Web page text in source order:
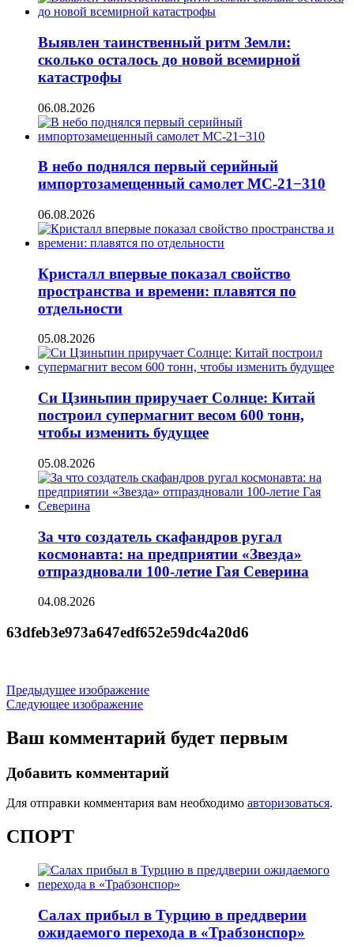
Выявлен таинственный ритм Земли:
сколько осталось до новой всемирной
катастрофы
06.08.2026
В небо поднялся первый серийный
импортозамещенный самолет МС-21−310
06.08.2026
Кристалл впервые показал свойство
пространства и времени: плавятся по
отдельности
05.08.2026
Си Цзиньпин приручает Солнце: Китай
построил супермагнит весом 600 тонн,
чтобы изменить будущее
05.08.2026
За что создатель скафандров ругал
космонавта: на предприятии «Звезда»
отпраздновали 100-летие Гая Северина
04.08.2026
63dfeb3e973a647edf652e59dc4a20d6
Предыдущее изображение
Следующее изображение
Ваш комментарий будет первым
Добавить комментарий
Для отправки комментария вам необходимо авторизоваться.
СПОРТ
Салах прибыл в Турцию в преддверии
ожидаемого перехода в «Трабзонспор»